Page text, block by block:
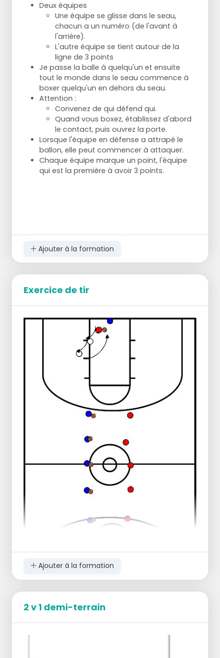
un mètre de distance.
Le formateur annonce la gauche ou la
droite.
Les attaquants font ensuite calmement
quelques pas vers le défenseur.
Le défenseur effectue des démarches.
NOTE : l'attaquant doit marcher lentement
pour cet exercice !
Après quelques lancers, l'attaquant et le
défenseur se retournent.
Forme du jeu
Même paire, autour du cercle central.
(défenseur SUR la ligne du cercle, 1 ballon au
milieu)
Deux équipes
Une équipe se glisse dans le seau,
chacun a un numéro (de l'avant à
l'arrière).
L'autre équipe se tient autour de la
ligne de 3 points
Je passe la balle à quelqu'un et ensuite
tout le monde dans le seau commence à
boxer quelqu'un en dehors du seau.
Attention :
Convenez de qui défend qui.
Quand vous boxez, établissez d'abord
le contact, puis ouvrez la porte.
Lorsque l'équipe en défense a attrapé le
ballon, elle peut commencer à attaquer.
Chaque équipe marque un point, l'équipe
qui est la première à avoir 3 points.
Ajouter à la formation
Exercice de tir
Explication de la technique de tir du joueur.
Ajouter à la formation
2 v 1 demi-terrain